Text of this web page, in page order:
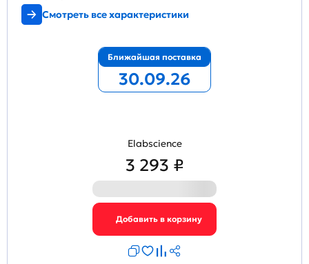
Смотреть все характеристики
Ближайшая поставка
30.09.26
Elabscience
3 293 ₽